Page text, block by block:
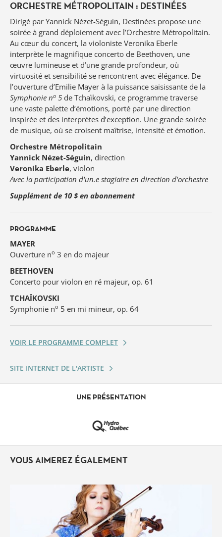
ORCHESTRE MÉTROPOLITAIN : DESTINÉES
Dirigé par Yannick Nézet-Séguin, Destinées propose une
soirée à grand déploiement avec l’Orchestre Métropolitain.
Au cœur du concert, la violoniste Veronika Eberle
interprète le magnifique concerto de Beethoven, une
œuvre lumineuse et d’une grande profondeur, où
virtuosité et sensibilité se rencontrent avec élégance. De
l’ouverture d’Emilie Mayer à la puissance saisissante de la
Symphonie no 5 de Tchaïkovski, ce programme traverse
une vaste palette d’émotions, porté par une direction
inspirée et des interprètes d’exception. Une grande soirée
de musique, où se croisent maîtrise, intensité et émotion.
Orchestre Métropolitain
Yannick Nézet-Séguin, direction
Veronika Eberle, violon
Avec la participation d'un.e stagiaire en direction d'orchestre
Supplément de 10 $ en abonnement
PROGRAMME
MAYER
Ouverture no 3 en do majeur
BEETHOVEN
Concerto pour violon en ré majeur, op. 61
TCHAÏKOVSKI
Symphonie no 5 en mi mineur, op. 64
VOIR LE PROGRAMME COMPLET
SITE INTERNET DE L'ARTISTE
UNE PRÉSENTATION
VOUS AIMEREZ ÉGALEMENT